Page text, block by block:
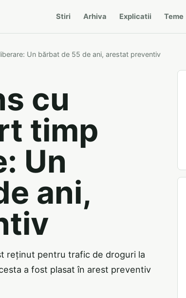
Stiri Arhiva Explicatii Teme
Un bărbat de 55 de ani, arestat preventiv
cu
timp
Un
ani,
reținut pentru trafic de droguri la
a fost plasat în arest preventiv